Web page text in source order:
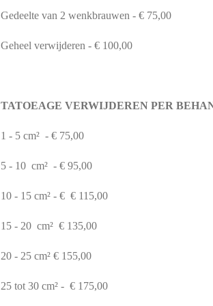
Gedeelte van 2 wenkbrauwen - € 75,00
Geheel verwijderen - € 100,00
TATOEAGE VERWIJDEREN PER
1 - 5 cm² - € 75,00
5 - 10 cm² - € 95,00
10 - 15 cm² - € € 115,00
15 - 20 cm² € 135,00
20 - 25 cm² € 155,00
25 tot 30 cm² - € 175,00